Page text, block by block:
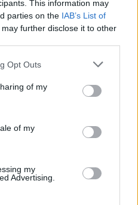
This information may
parties on the IAB’s List of
may further disclose it to other
uses one or more Google
behaviour. You may click to
and its third-party tags to
purposes in below Google
Opt Outs
of my
of my
my
Advertising.